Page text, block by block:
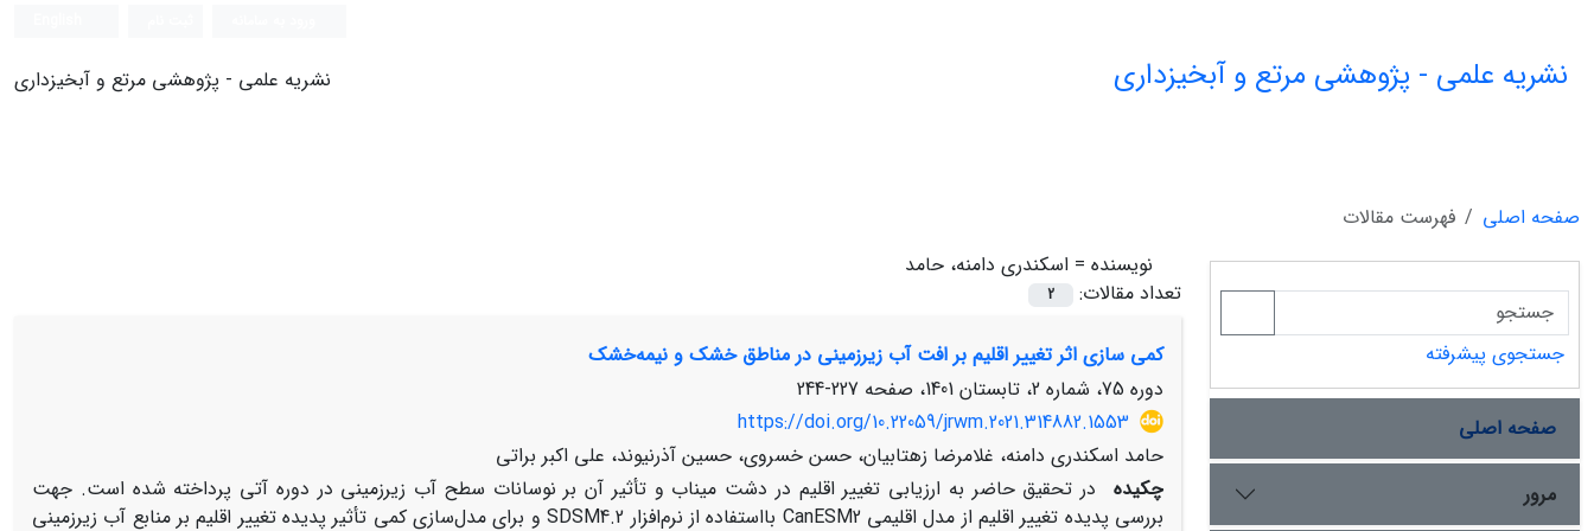
نشریه علمی - پژوهشی مرتع و آبخیزداری نشریه علمی - پژوهشی مرتع و آبخیزداری
صفحه اصلی
فهرست مقالات
نویسنده = اسکندری دامنه، حامد
تعداد مقالات:
2
کمی سازی اثر تغییر اقلیم بر افت آب زیر‌زمینی در مناطق خشک و نیمه‌خشک
دوره 75، شماره 2، تابستان 1401، صفحه
227-244
https://doi.org/10.22059/jrwm.2021.314882.1553
حامد اسکندری دامنه، غلامرضا زهتابیان، حسن خسروی، حسین آذرنیوند، علی اکبر براتی
چکیده
در تحقیق حاضر به ارزیابی تغییر اقلیم در دشت میناب و تأثیر آن بر نوسانات سطح آب زیرزمینی در دوره آتی پرداخته شده است. جهت
بررسی پدیده تغییر اقلیم از مدل اقلیمی CanESM2 با‌استفاده از نرم‌افزار SDSM4.2 و برای مدل‌سازی کمی تأثیر پدیده تغییر اقلیم بر منابع آب زیرزمینی
جستجوی پیشرفته
صفحه اصلی
مرور